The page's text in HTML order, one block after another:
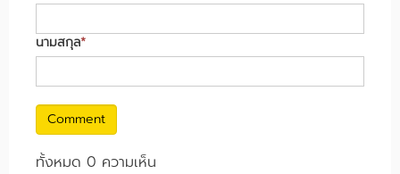
นามสกุล*
Comment
ทั้งหมด 0 ความเห็น